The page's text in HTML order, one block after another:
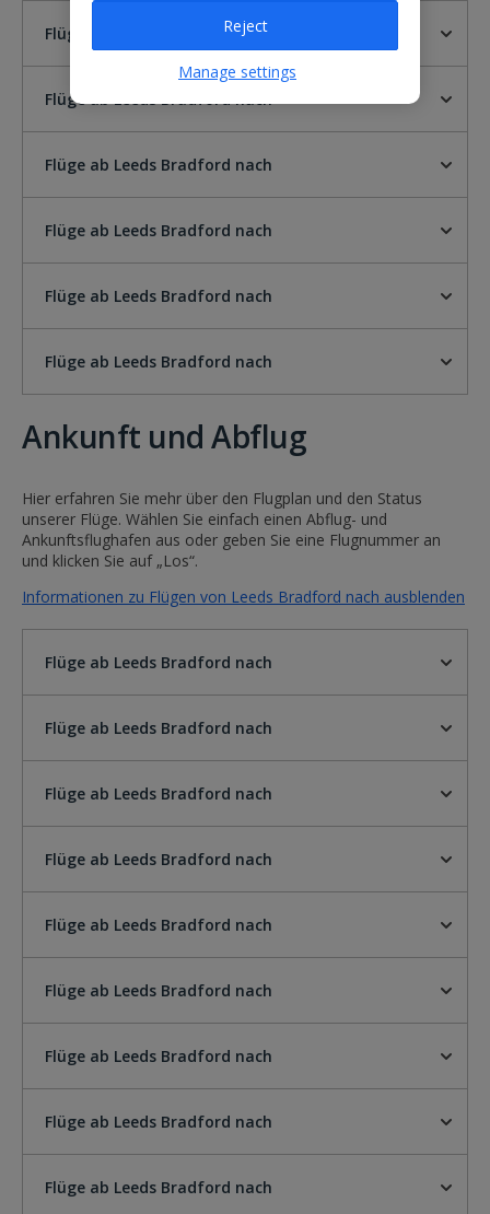
Flüge ab Leeds Bradford nach
Flüge ab Leeds Bradford nach
Flüge ab Leeds Bradford nach
Flüge ab Leeds Bradford nach
Flüge ab Leeds Bradford nach
Flüge ab Leeds Bradford nach
Ankunft und Abflug
Hier erfahren Sie mehr über den Flugplan und den Status
unserer Flüge. Wählen Sie einfach einen Abflug- und
Ankunftsflughafen aus oder geben Sie eine Flugnummer an
und klicken Sie auf „Los“.
Informationen zu Flügen von Leeds Bradford nach ausblenden
Flüge ab Leeds Bradford nach
Flüge ab Leeds Bradford nach
Flüge ab Leeds Bradford nach
Flüge ab Leeds Bradford nach
Flüge ab Leeds Bradford nach
Flüge ab Leeds Bradford nach
Flüge ab Leeds Bradford nach
Flüge ab Leeds Bradford nach
Flüge ab Leeds Bradford nach
Reject
Manage settings